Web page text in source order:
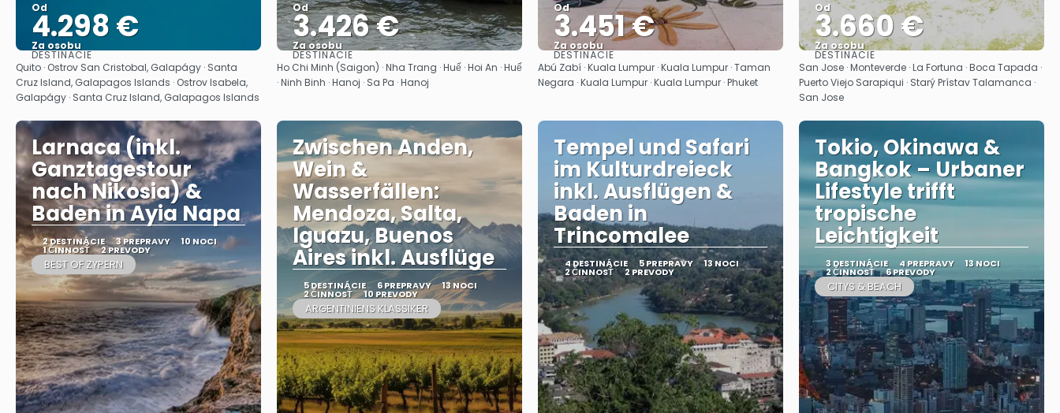
Od
4.298 €
Za osobu
Pozrieť sa
DESTINÁCIE
Quito · Ostrov San Cristobal, Galapágy · Santa
Cruz Island, Galapagos Islands · Ostrov Isabela,
Galapágy · Santa Cruz Island, Galapagos Islands
Od
3.426 €
Za osobu
Pozrieť sa
DESTINÁCIE
Ho Chi Minh (Saigon) · Nha Trang · Huế · Hoi An · Huế
· Ninh Binh · Hanoj · Sa Pa · Hanoj
Od
3.451 €
Za osobu
Pozrieť sa
DESTINÁCIE
Abú Zabí · Kuala Lumpur · Kuala Lumpur · Taman
Negara · Kuala Lumpur · Kuala Lumpur · Phuket
Od
3.660 €
Za osobu
Pozrieť sa
DESTINÁCIE
San Jose · Monteverde · La Fortuna · Boca Tapada ·
Puerto Viejo Sarapiqui · Starý Prístav Talamanca ·
San Jose
Larnaca (inkl.
Ganztagestour
nach Nikosia) &
Baden in Ayia Napa
2 DESTINÁCIE 3 PREPRAVY 10 NOCI
1 ČINNOSŤ 2 PREVODY
BEST OF ZYPERN
Zwischen Anden,
Wein &
Wasserfällen:
Mendoza, Salta,
Iguazu, Buenos
Aires inkl. Ausflüge
5 DESTINÁCIE 6 PREPRAVY 13 NOCI
2 ČINNOSŤ 10 PREVODY
ARGENTINIENS KLASSIKER
Tempel und Safari
im Kulturdreieck
inkl. Ausflügen &
Baden in
Trincomalee
4 DESTINÁCIE 5 PREPRAVY 13 NOCI
2 ČINNOSŤ 2 PREVODY
Tokio, Okinawa &
Bangkok – Urbaner
Lifestyle trifft
tropische
Leichtigkeit
3 DESTINÁCIE 4 PREPRAVY 13 NOCI
2 ČINNOSŤ 6 PREVODY
CITYS & BEACH